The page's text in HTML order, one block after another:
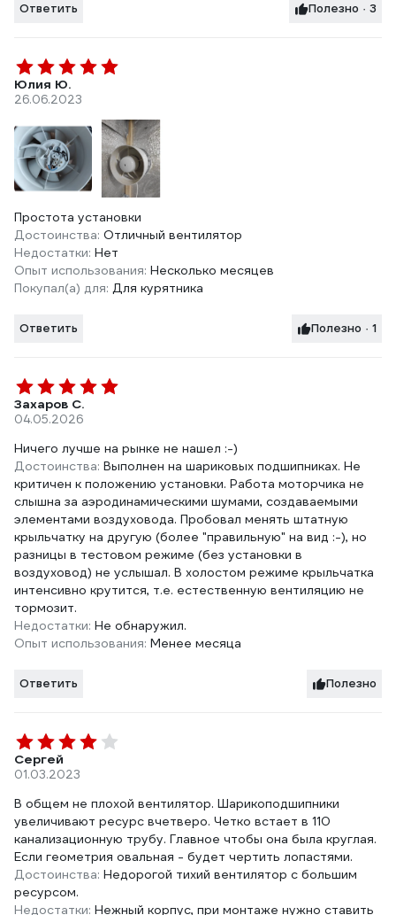
Ответить Полезно · 3
Юлия Ю.
26.06.2023
Простота установки
Достоинства: Отличный вентилятор
Недостатки: Нет
Опыт использования: Несколько месяцев
Покупал(а) для: Для курятника
Ответить Полезно · 1
Захаров С.
04.05.2026
Ничего лучше на рынке не нашел :-)
Достоинства: Выполнен на шариковых подшипниках. Не
критичен к положению установки. Работа моторчика не
слышна за аэродинамическими шумами, создаваемыми
элементами воздуховода. Пробовал менять штатную
крыльчатку на другую (более "правильную" на вид :-), но
разницы в тестовом режиме (без установки в
воздуховод) не услышал. В холостом режиме крыльчатка
интенсивно крутится, т.е. естественную вентиляцию не
тормозит.
Недостатки: Не обнаружил.
Опыт использования: Менее месяца
Ответить Полезно
Сергей
01.03.2023
В общем не плохой вентилятор. Шарикоподшипники
увеличивают ресурс вчетверо. Четко встает в 110
канализационную трубу. Главное чтобы она была круглая.
Если геометрия овальная - будет чертить лопастями.
Достоинства: Недорогой тихий вентилятор с большим
ресурсом.
Недостатки: Нежный корпус, при монтаже нужно ставить